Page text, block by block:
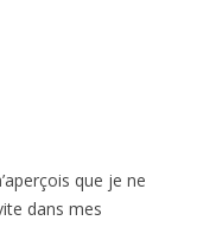
que je ne
dans mes